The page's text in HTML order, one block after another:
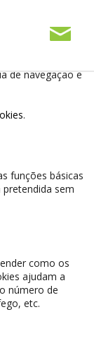
para este
de navegação e
.
funções básicas
sem
como os
ajudam a
número de
etc.